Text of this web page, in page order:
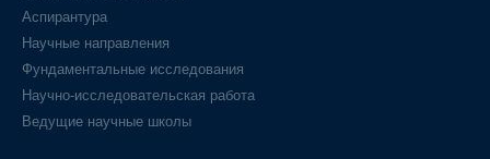
Аспирантура
Научные направления
Фундаментальные исследования
Научно-исследовательская работа
Ведущие научные школы